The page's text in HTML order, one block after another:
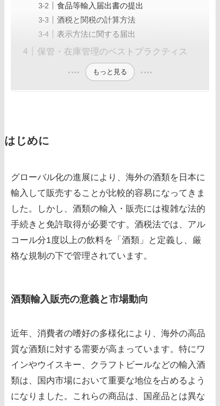
食品等輸入届出書の提出
酒税と関税の計算方法
表示方法に関する届出
保管・在庫管理のベストプラクティス
もっと見る
はじめに
グローバル化の進展により、海外の酒類を日本に
輸入して販売することが比較的容易になってきま
した。しかし、酒類の輸入・販売には複雑な法的
手続きと免許取得が必要です。酒税法では、アル
コール分1度以上の飲料を「酒類」と定義し、厳
格な規制の下で管理されています。
酒類輸入販売の意義と市場動向
近年、消費者の嗜好の多様化により、海外の高品
質な酒類に対する需要が高まっています。特にワ
インやウイスキー、クラフトビールなどの輸入酒
類は、国内市場において重要な地位を占めるよう
になりました。これらの商品は、国産品とは異な